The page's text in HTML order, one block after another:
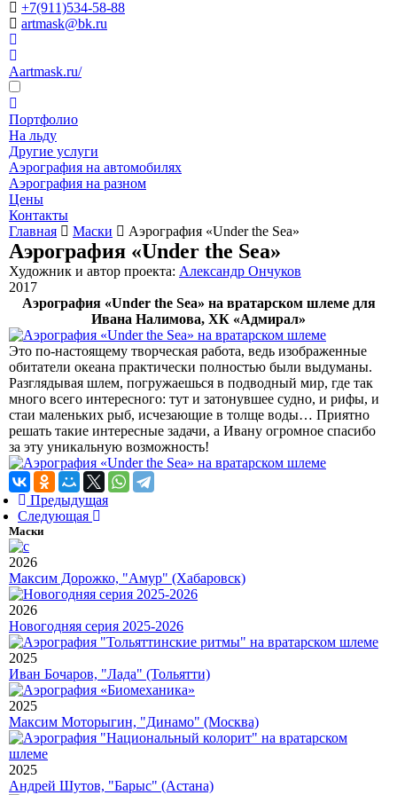
+7(911)534-58-88
artmask@bk.ru
Aartmask.ru/
Портфолио
На льду
Другие услуги
Аэрография на автомобилях
Аэрография на разном
Цены
Контакты
Главная
Маски Аэрография «Under the Sea»
Аэрография «Under the Sea»
Художник и автор проекта: Александр Ончуков
2017
Аэрография «Under the Sea» на вратарском шлеме для
Ивана Налимова, ХК «Адмирал»
Это по-настоящему творческая работа, ведь изображенные
обитатели океана практически полностью были выдуманы.
Разглядывая шлем, погружаешься в подводный мир, где так
много всего интересного: тут и затонувшее судно, и рифы, и
стаи маленьких рыб, исчезающие в толще воды… Приятно
решать такие интересные задачи, а Ивану огромное спасибо
за эту уникальную возможность!
Предыдущая
Следующая
Маски
2026
Максим Дорожко, "Амур" (Хабаровск)
2026
Новогодняя серия 2025-2026
2025
Иван Бочаров, "Лада" (Тольятти)
2025
Максим Моторыгин, "Динамо" (Москва)
2025
Андрей Шутов, "Барыс" (Астана)